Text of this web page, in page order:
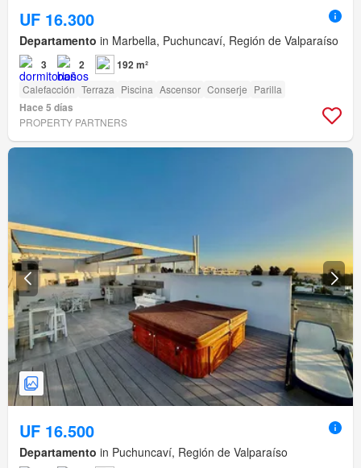
UF 16.300
Departamento in Marbella, Puchuncaví, Región de Valparaíso
3 2 192 m²
Calefacción Terraza Piscina Ascensor Conserje Parilla
Hace 5 días
PROPERTY PARTNERS
UF 16.500
Departamento in Puchuncaví, Región de Valparaíso